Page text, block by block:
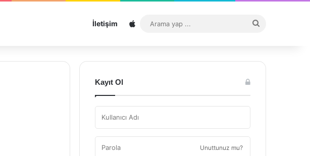
İletişim Sitemap
...
Kayıt Ol
Unuttunuz mu?